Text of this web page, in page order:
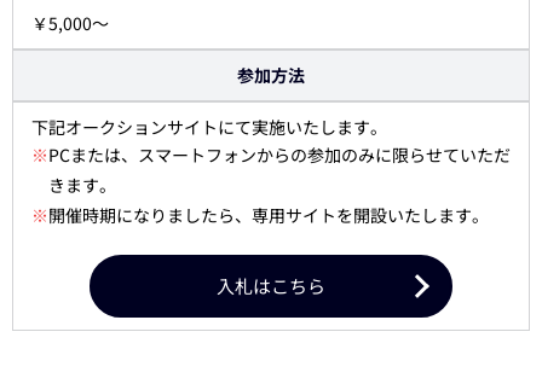
￥5,000～
参加方法
下記オークションサイトにて実施いたします。
※PCまたは、スマートフォンからの参加のみに限らせていただ
きます。
※開催時期になりましたら、専用サイトを開設いたします。
入札はこちら